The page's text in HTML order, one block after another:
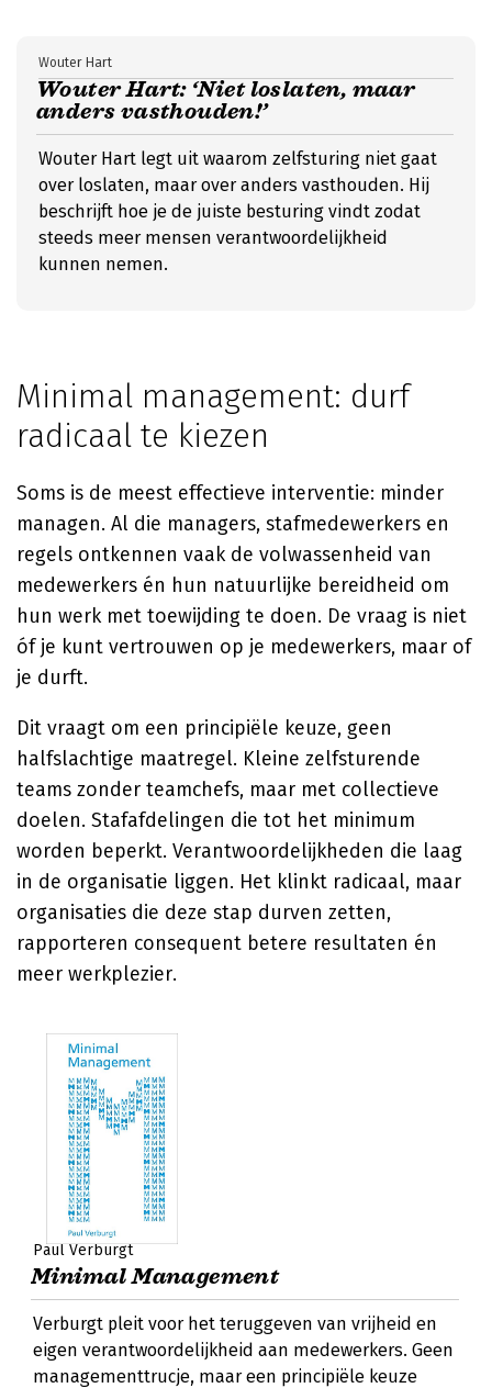
Wouter Hart: ‘Niet loslaten, maar
anders vasthouden!’
Wouter Hart
Wouter Hart legt uit waarom zelfsturing niet gaat
over loslaten, maar over anders vasthouden. Hij
beschrijft hoe je de juiste besturing vindt zodat
steeds meer mensen verantwoordelijkheid
kunnen nemen.
Minimal management: durf
radicaal te kiezen
Soms is de meest effectieve interventie: minder
managen. Al die managers, stafmedewerkers en
regels ontkennen vaak de volwassenheid van
medewerkers én hun natuurlijke bereidheid om
hun werk met toewijding te doen. De vraag is niet
óf je kunt vertrouwen op je medewerkers, maar of
je durft.
Dit vraagt om een principiële keuze, geen
halfslachtige maatregel. Kleine zelfsturende
teams zonder teamchefs, maar met collectieve
doelen. Stafafdelingen die tot het minimum
worden beperkt. Verantwoordelijkheden die laag
in de organisatie liggen. Het klinkt radicaal, maar
organisaties die deze stap durven zetten,
rapporteren consequent betere resultaten én
meer werkplezier.
Paul Verburgt
Minimal Management
Verburgt pleit voor het teruggeven van vrijheid en
eigen verantwoordelijkheid aan medewerkers. Geen
managementtrucje, maar een principiële keuze